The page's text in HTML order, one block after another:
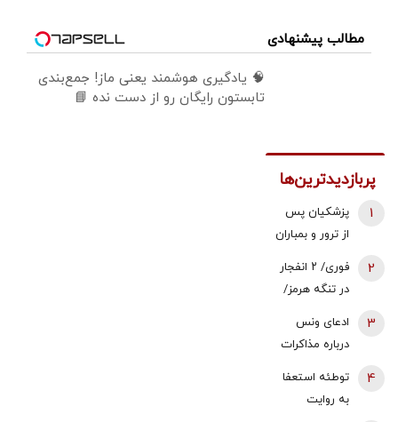
مطالب پیشنهادی
🧠 یادگیری هوشمند یعنی ماز! جمع‌بندی
تابستون رایگان رو از دست نده 📘
پربازدیدترین‌ها
پزشکیان پس
از ترور و بمباران
بلافاصله به
ملاقات رهبری
رفت/ واکنش
رهبر شهید
1
فوری/ ۲ انفجار
در تنگه هرمز/
عبور از تنگه
بود/ خدمه و
کشتی در
سلامت هستند
2
ادعای ونس
درباره مذاکرات
تلاش‌ها برای
3
توطئه استعفا
به روایت
4